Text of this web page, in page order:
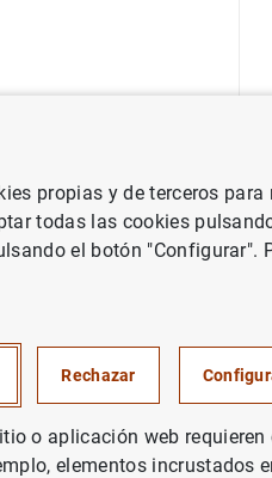
Económico Septiembre 2002
propias y de terceros
todas las cookies
el botón "Configurar".
Rechazar
o aplicación web
elementos incrustados